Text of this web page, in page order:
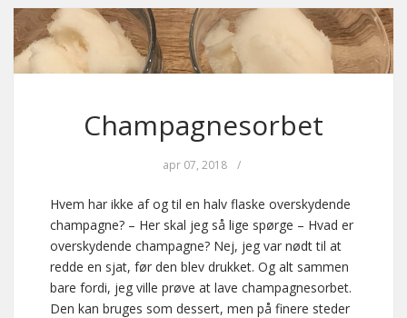
Champagnesorbet
apr 07, 2018 /
Hvem har ikke af og til en halv flaske overskydende
champagne? – Her skal jeg så lige spørge – Hvad er
overskydende champagne? Nej, jeg var nødt til at
redde en sjat, før den blev drukket. Og alt sammen
bare fordi, jeg ville prøve at lave champagnesorbet.
Den kan bruges som dessert, men på finere steder